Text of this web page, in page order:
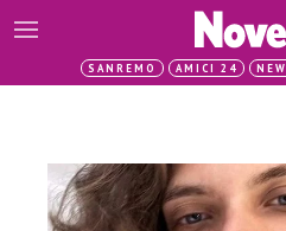
SANREMO AMICI 24